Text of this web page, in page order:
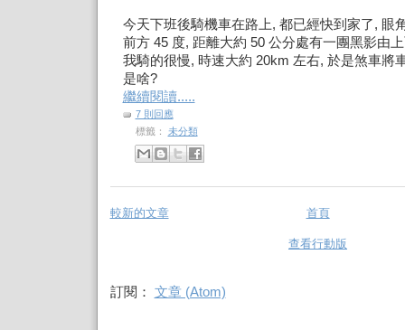
今天下班後騎機車在路上, 都已經快到家了, 眼
前方 45 度, 距離大約 50 公分處有一團黑影由
我騎的很慢, 時速大約 20km 左右, 於是煞車將
是啥?
繼續閱讀.....
7 則回應
標籤： 未分類
較新的文章 首頁
查看行動版
訂閱： 文章 (Atom)